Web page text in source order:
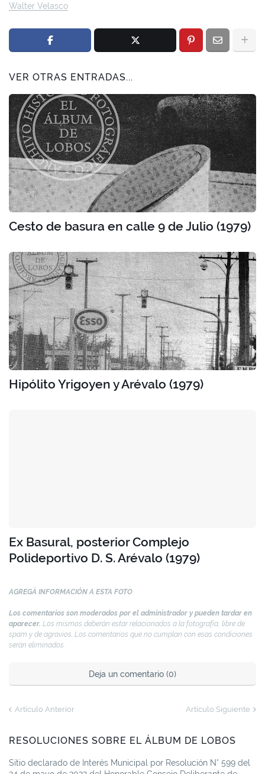
Walter Velasco
VER OTRAS ENTRADAS...
Cesto de basura en calle 9 de Julio (1979)
Hipólito Yrigoyen y Arévalo (1979)
Ex Basural, posterior Complejo
Polideportivo D. S. Arévalo (1979)
AGREGÁ INFORMACIÓN A ESTA FOTO
Los comentarios son moderados por el administrador y pueden tardar en
aparecer. Los mismos deberán estar relacionados a la fotografía, libre de
spam y de agravios. Los comentarios que no cumplan con esas condiciones
serán eliminados.
Deja un comentario (0)
Artículo Anterior Artículo Siguiente
RESOLUCIONES SOBRE EL ÁLBUM DE LOBOS
Sitio declarado de Interés Municipal por Resolución N° 599 del